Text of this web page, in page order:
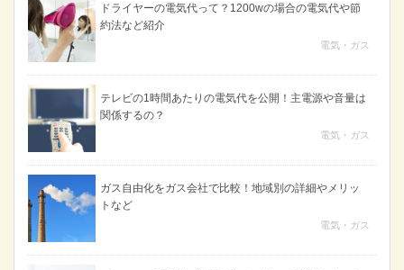
ドライヤーの電気代って？1200wの場合の電気代や節
約法など紹介
電気・ガス
テレビの1時間あたりの電気代を公開！主電源や音量は
関係するの？
電気・ガス
ガス自由化をガス会社で比較！地域別の詳細やメリッ
トなど
電気・ガス